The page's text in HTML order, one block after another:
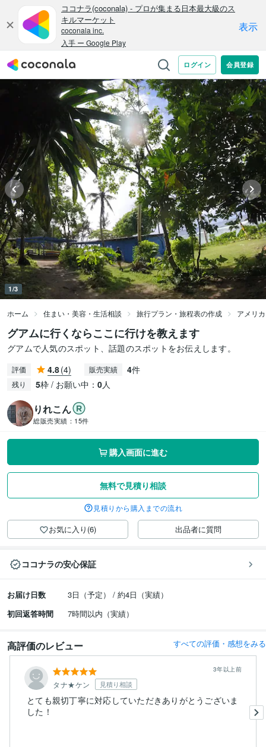
1/3
ホーム 住まい・美容・生活相談 旅行プラン・旅程表の作成 アメリ
グアムに行くならここに行けを教えます
グアムで人気のスポット、話題のスポットをお伝えします。
評価 4.8(4) 販売実績 4件
残り 5枠 / お願い中： 0人
りれこん
総販売実績： 15件
購入画面に進む
無料で見積り相談
見積りから購入までの流れ
お気に入り(6) 出品者に質問
ココナラの安心保証
お届け日数
3日（予定） / 約4日（実績）
初回返答時間
7時間以内（実績）
高評価のレビュー すべての評価・感想をみる
タナ★ケン 見積り相談
3年以上前
とても親切丁寧に対応していただきありがとうございま
した！